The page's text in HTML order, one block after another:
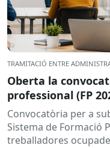
TRAMITACIÓ ENTRE
Oberta la
professional (FP
treballadores
Convocatòria per a
Sistema de Formació
treballadores